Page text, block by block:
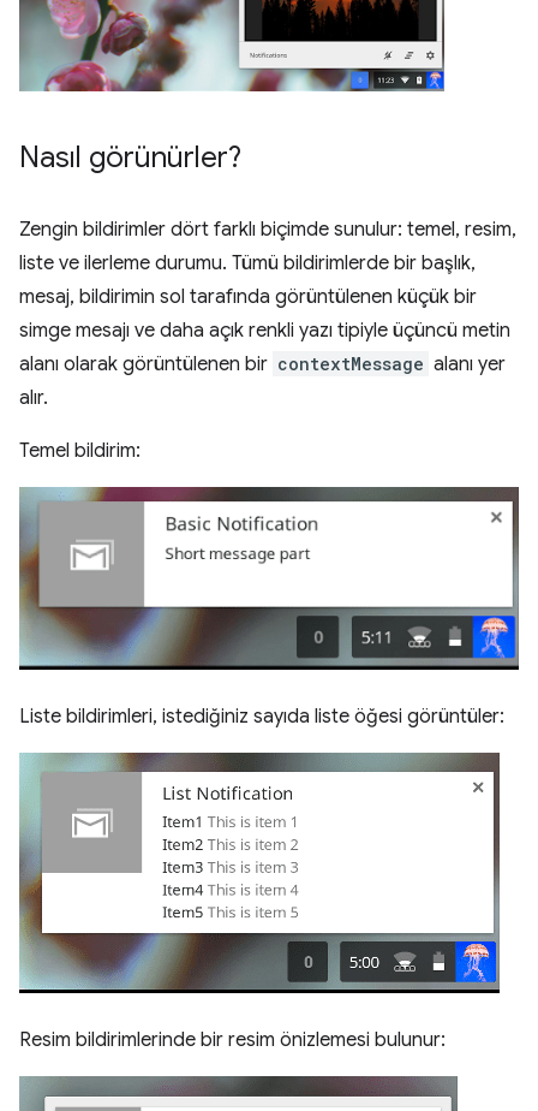
Nasıl görünürler?
Zengin bildirimler dört farklı biçimde sunulur: temel, resim,
liste ve ilerleme durumu. Tümü bildirimlerde bir başlık,
mesaj, bildirimin sol tarafında görüntülenen küçük bir
simge mesajı ve daha açık renkli yazı tipiyle üçüncü metin
alanı olarak görüntülenen bir contextMessage alanı yer
alır.
Temel bildirim:
Liste bildirimleri, istediğiniz sayıda liste öğesi görüntüler:
Resim bildirimlerinde bir resim önizlemesi bulunur: